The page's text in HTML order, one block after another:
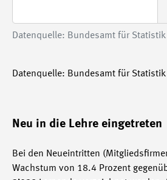
Datenquelle: Bundesamt für Statistik
Datenquelle: Bundesamt für Statistik
Neu in die Lehre eingetreten
Bei den Neueintritten
Wachstum von 18.4 Prozent